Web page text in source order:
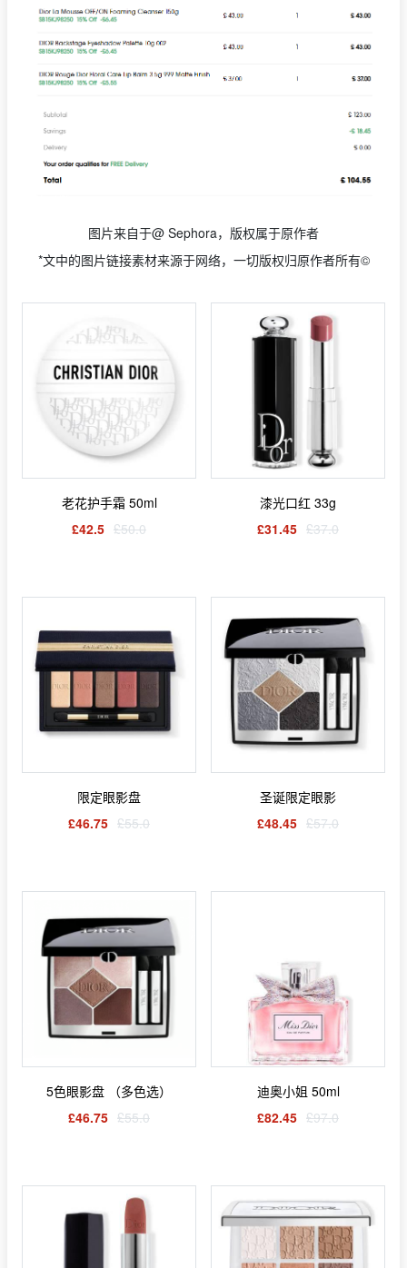
图片来自于@ Sephora，版权属于原作者
*文中的图片链接素材来源于网络，一切版权归原作者所有©
老花护手霜 50ml
£42.5 £50.0
漆光口红 33g
£31.45 £37.0
限定眼影盘
£46.75 £55.0
圣诞限定眼影
£48.45 £57.0
5色眼影盘 （多色选）
£46.75 £55.0
迪奥小姐 50ml
£82.45 £97.0